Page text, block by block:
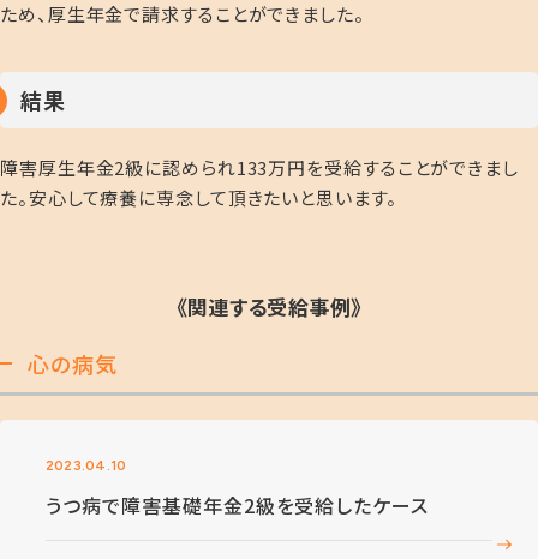
ため、厚生年金で請求することができました。
結果
障害厚生年金2級に認められ133万円を受給することができまし
た。安心して療養に専念して頂きたいと思います。
《関連する受給事例》
心の病気
2023.04.10
うつ病で障害基礎年金2級を受給したケース